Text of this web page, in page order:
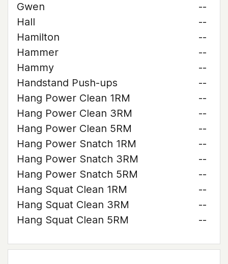
Gwen
--
Hall
--
Hamilton
--
Hammer
--
Hammy
--
Handstand Push-ups
--
Hang Power Clean 1RM
--
Hang Power Clean 3RM
--
Hang Power Clean 5RM
--
Hang Power Snatch 1RM
--
Hang Power Snatch 3RM
--
Hang Power Snatch 5RM
--
Hang Squat Clean 1RM
--
Hang Squat Clean 3RM
--
Hang Squat Clean 5RM
--